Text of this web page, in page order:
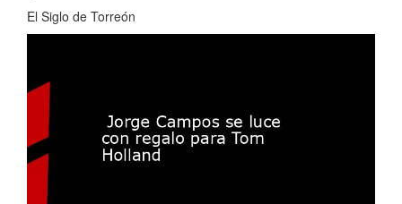
El Siglo de Torreón